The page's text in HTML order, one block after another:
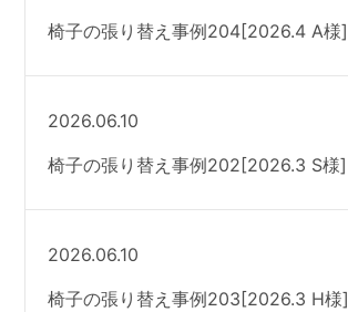
椅子の張り替え事例204[2026.4 A様]
2026.06.10
椅子の張り替え事例202[2026.3 S様]
2026.06.10
椅子の張り替え事例203[2026.3 H様]